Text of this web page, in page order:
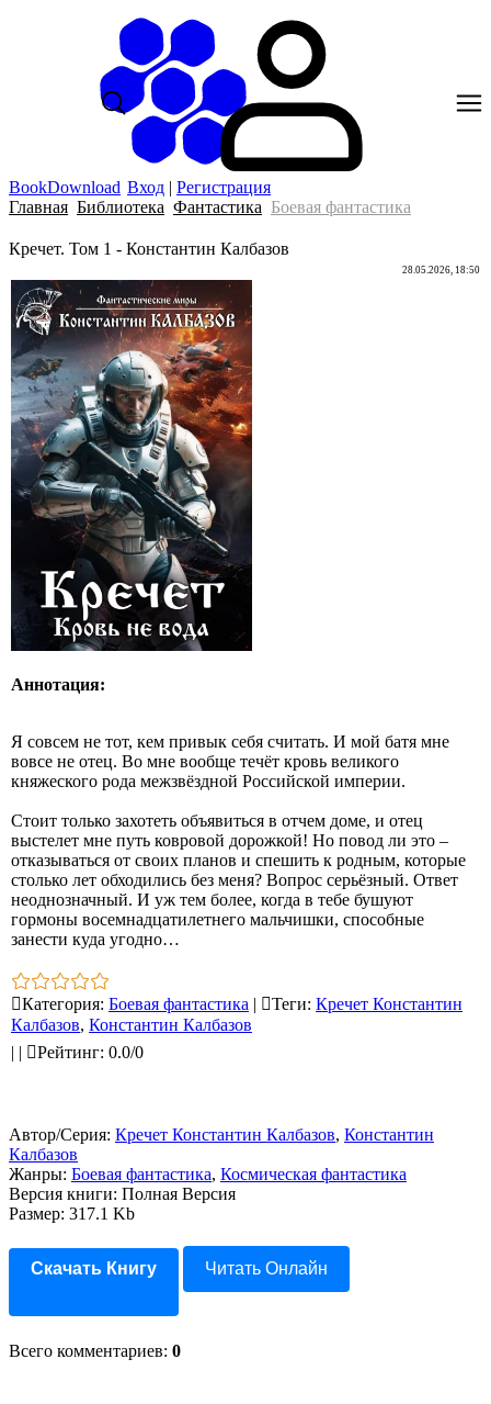
BookDownload Вход | Регистрация
Главная Библиотека Фантастика Боевая фантастика
Кречет. Том 1 - Константин Калбазов
28.05.2026, 18:50
Аннотация:
Я совсем не тот, кем привык себя считать. И мой батя мне
вовсе не отец. Во мне вообще течёт кровь великого
княжеского рода межзвёздной Российской империи.
Стоит только захотеть объявиться в отчем доме, и отец
выстелет мне путь ковровой дорожкой! Но повод ли это –
отказываться от своих планов и спешить к родным, которые
столько лет обходились без меня? Вопрос серьёзный. Ответ
неоднозначный. И уж тем более, когда в тебе бушуют
гормоны восемнадцатилетнего мальчишки, способные
занести куда угодно…
Категория: Боевая фантастика | Теги: Кречет Константин
Калбазов, Константин Калбазов
| | Рейтинг: 0.0/0
Автор/Серия: Кречет Константин Калбазов, Константин
Калбазов
Жанры: Боевая фантастика, Космическая фантастика
Версия книги: Полная Версия
Размер: 317.1 Kb
Скачать Книгу Читать Онлайн
Всего комментариев: 0